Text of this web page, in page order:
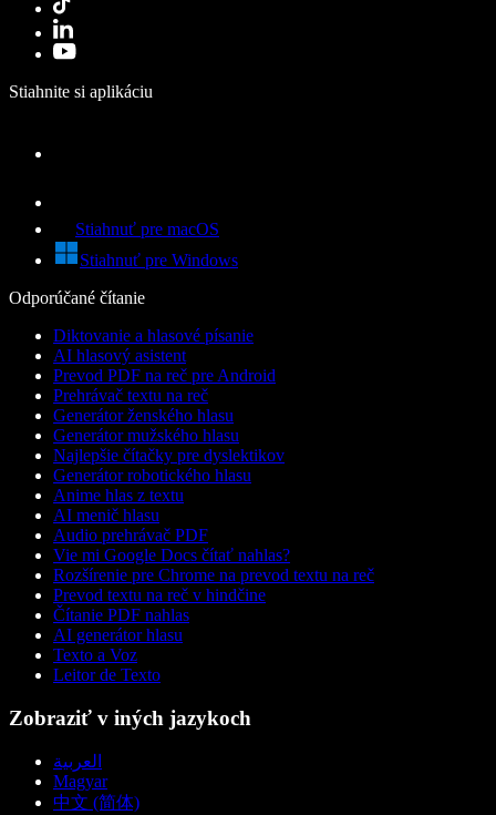
Stiahnite si aplikáciu
Stiahnuť pre macOS
Stiahnuť pre Windows
Odporúčané čítanie
Diktovanie a hlasové písanie
AI hlasový asistent
Prevod PDF na reč pre Android
Prehrávač textu na reč
Generátor ženského hlasu
Generátor mužského hlasu
Najlepšie čítačky pre dyslektikov
Generátor robotického hlasu
Anime hlas z textu
AI menič hlasu
Audio prehrávač PDF
Vie mi Google Docs čítať nahlas?
Rozšírenie pre Chrome na prevod textu na reč
Prevod textu na reč v hindčine
Čítanie PDF nahlas
AI generátor hlasu
Texto a Voz
Leitor de Texto
Zobraziť v iných jazykoch
العربية
Magyar
中文 (简体)